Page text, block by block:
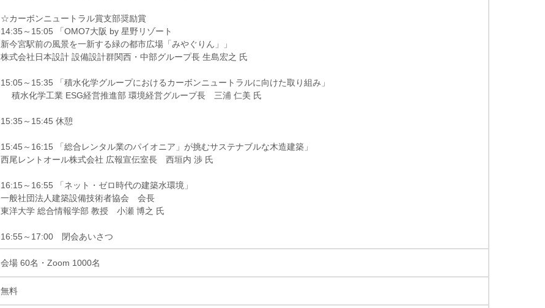
☆カーボンニュートラル賞支部奨励賞
14:35～15:05 「OMO7大阪 by 星野リゾート
新今宮駅前の風景を一新する緑の都市広場「みやぐりん」」
株式会社日本設計 設備設計群関西・中部グループ長 生島宏之 氏
15:05～15:35 「積水化学グループにおけるカーボンニュートラルに向けた取り組み」
積水化学工業 ESG経営推進部 環境経営グループ長 三浦 仁美 氏
15:35～15:45 休憩
15:45～16:15 「総合レンタル業のパイオニア」が挑むサステナブルな木造建築」
西尾レントオール株式会社 広報宣伝室長 西垣内 渉 氏
16:15～16:55 「ネット・ゼロ時代の建築水環境」
一般社団法人建築設備技術者協会 会長
東洋大学 総合情報学部 教授 小瀬 博之 氏
16:55～17:00 閉会あいさつ
会場 60名・Zoom 1000名
無料